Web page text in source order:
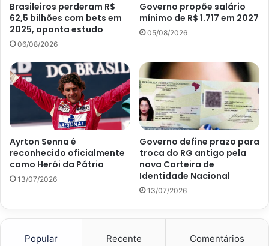
Brasileiros perderam R$
62,5 bilhões com bets em
2025, aponta estudo
06/08/2026
Governo propõe salário
mínimo de R$ 1.717 em 2027
05/08/2026
Ayrton Senna é
reconhecido oficialmente
como Herói da Pátria
13/07/2026
Governo define prazo para
troca do RG antigo pela
nova Carteira de
Identidade Nacional
13/07/2026
Popular Recente Comentários